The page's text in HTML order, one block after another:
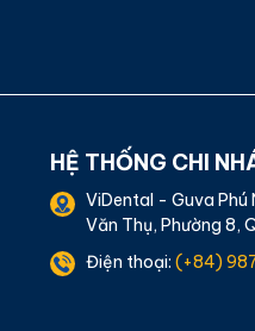
HỆ THỐNG CHI
ViDental - Guva Phú
Văn Thụ, Phường 8,
Điện thoại: (+84)